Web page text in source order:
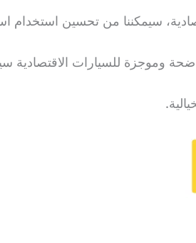
سيمكننا من تحسين استخدام
واضحة وموجزة للسيارات